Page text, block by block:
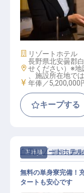
宿泊マネージ
／年収520万以
上
施設業態
リゾートホテル
勤務地
長野県北安曇郡
せください）※地
、施設所在地で
給与
年俸／5,200,000
キープする
正社員 調理（調理
白馬リゾートホテ
無料の単身寮完備！
タートも安心です